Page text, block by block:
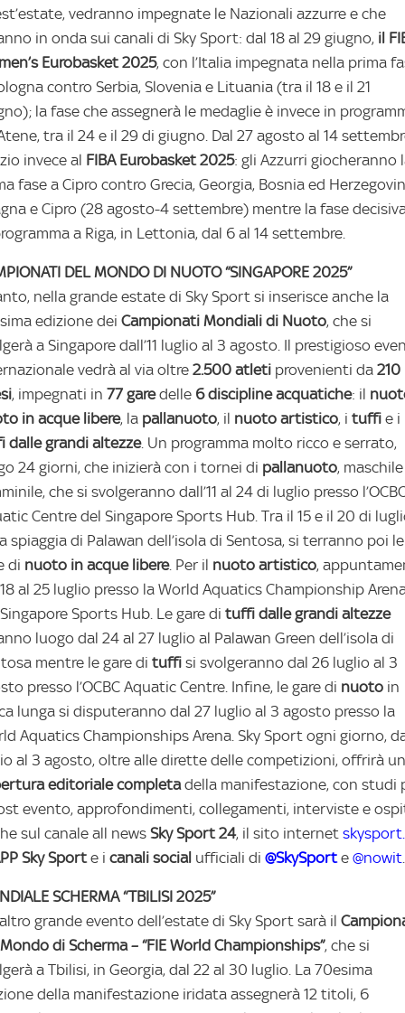
vedranno impegnate le Nazionali azzurre e che
in onda sui canali di Sky Sport: dal 18 al 29 giugno, il
Eurobasket 2025, con l’Italia impegnata nella prima
contro Serbia, Slovenia e Lituania (tra il 18 e il 21
la fase che assegnerà le medaglie è invece in
tra il 24 e il 29 di giugno. Dal 27 agosto al 14
invece al FIBA Eurobasket 2025: gli Azzurri giocheranno
fase a Cipro contro Grecia, Georgia, Bosnia ed
e Cipro (28 agosto-4 settembre) mentre la fase
a Riga, in Lettonia, dal 6 al 14 settembre.
DEL MONDO DI NUOTO “SINGAPORE 2025”
nella grande estate di Sky Sport si inserisce anche la
edizione dei Campionati Mondiali di Nuoto, che si
a Singapore dall’11 luglio al 3 agosto. Il prestigioso
vedrà al via oltre 2.500 atleti provenienti da 210
, impegnati in 77 garedelle 6 discipline acquatiche: il
in acque libere, la pallanuoto, il nuoto artistico, i tuffi e i
dalle grandi altezze. Un programma molto ricco e serrato,
24 giorni, che inizierà con i tornei di pallanuoto,
che si svolgeranno dall’11 al 24 di luglio presso
Centre del Singapore Sports Hub. Tra il 15 e il 20 di
spiaggia di Palawan dell’isola di Sentosa, si terranno poi le
di nuoto in acque libere. Per il nuoto artistico,
al 25 luglio presso la World Aquatics Championship
Sports Hub. Le gare di tuffi dalle grandi altezze
luogo dal 24 al 27 luglio al Palawan Green dell’isola di
mentre le gare di tuffi si svolgeranno dal 26 luglio al 3
presso l’OCBC Aquatic Centre. Infine, le gare di nuoto in
lunga si disputeranno dal 27 luglio al 3 agosto presso la
Aquatics Championships Arena. Sky Sport ogni giorno,
al 3 agosto, oltre alle dirette delle competizioni, offrirà
editoriale completadella manifestazione, con studi
evento, approfondimenti, collegamenti, interviste e
sul canale all newsSky Sport 24, il sito internet
Sky Sporte i canali social ufficiali di @SkySporte @nowit.
SCHERMA “TBILISI 2025”
grande evento dell’estate di Sky Sport sarà il
di Scherma – “FIE World Championships”, che si
a Tbilisi, in Georgia, dal 22 al 30 luglio. La 70esima
della manifestazione iridata assegnerà 12 titoli, 6